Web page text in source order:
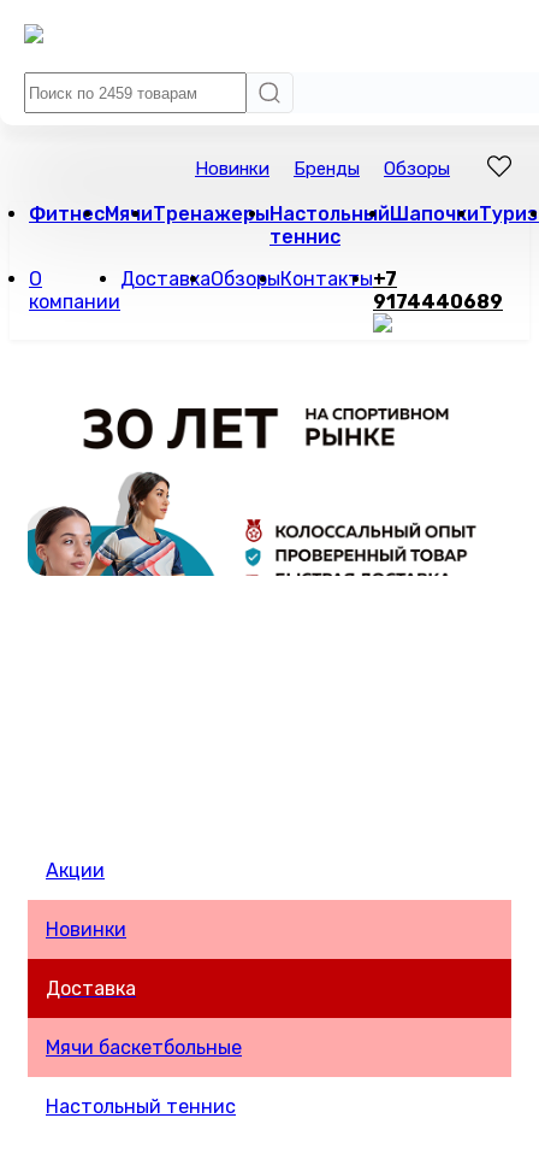
Новинки Бренды Обзоры
ФитнесМячиТренажерыНастольный
теннис
Шапочки
О
компании
ДоставкаОбзорыКонтакты+7
9174440689
Акции
Новинки
Доставка
Мячи баскетбольные
Настольный теннис